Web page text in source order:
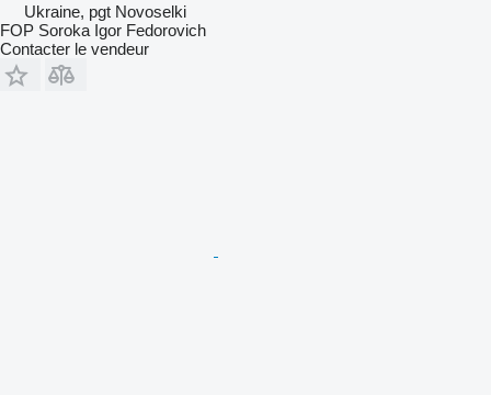
Ukraine, pgt Novoselki
FOP Soroka Igor Fedorovich
Contacter le vendeur